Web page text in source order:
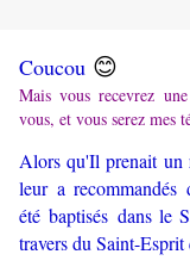
Coucou 😊
Mais vous recevrez
vous, et vous serez mes
Alors qu'Il prenait un
leur a recommandés
été baptisés dans le
travers du Saint-Esprit